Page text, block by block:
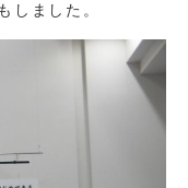
しました。